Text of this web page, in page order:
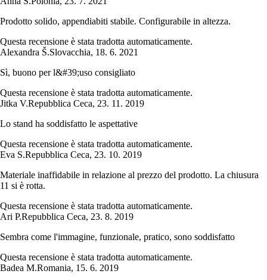
Prodotto solido, appendiabiti stabile. Configurabile in altezza.
Questa recensione è stata tradotta automaticamente.
Alexandra Š.Slovacchia, 18. 6. 2021
Sì, buono per l&#39;uso consigliato
Questa recensione è stata tradotta automaticamente.
Jitka V.Repubblica Ceca, 23. 11. 2019
Lo stand ha soddisfatto le aspettative
Questa recensione è stata tradotta automaticamente.
Eva S.Repubblica Ceca, 23. 10. 2019
Materiale inaffidabile in relazione al prezzo del prodotto. La chiusura
11 si è rotta.
Questa recensione è stata tradotta automaticamente.
Ari P.Repubblica Ceca, 23. 8. 2019
Sembra come l'immagine, funzionale, pratico, sono soddisfatto
Questa recensione è stata tradotta automaticamente.
Badea M.Romania, 15. 6. 2019